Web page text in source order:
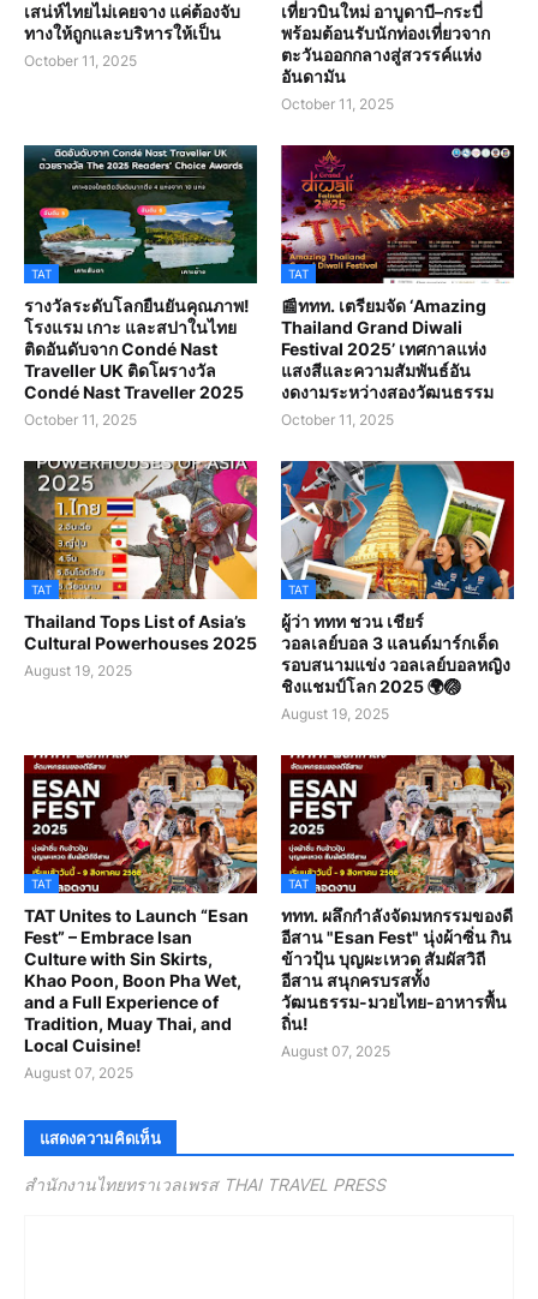
เสน่ห์ไทยไม่เคยจาง แค่ต้องจับ
ทางให้ถูกและบริหารให้เป็น
October 11, 2025
เที่ยวบินใหม่ อาบูดาบี–กระบี่
พร้อมต้อนรับนักท่องเที่ยวจาก
ตะวันออกกลางสู่สวรรค์แห่ง
อันดามัน
October 11, 2025
TAT
รางวัลระดับโลกยืนยันคุณภาพ!
โรงแรม เกาะ และสปาในไทย
ติดอันดับจาก Condé Nast
Traveller UK ติดโผรางวัล
Condé Nast Traveller 2025
October 11, 2025
TAT
📰ททท. เตรียมจัด ‘Amazing
Thailand Grand Diwali
Festival 2025’ เทศกาลแห่ง
แสงสีและความสัมพันธ์อัน
งดงามระหว่างสองวัฒนธรรม
October 11, 2025
TAT
Thailand Tops List of Asia’s
Cultural Powerhouses 2025
August 19, 2025
TAT
ผู้ว่า ททท ชวน เชียร์
วอลเลย์บอล 3 แลนด์มาร์กเด็ด
รอบสนามแข่ง วอลเลย์บอลหญิง
ชิงแชมป์โลก 2025 🌍🏐
August 19, 2025
TAT
TAT Unites to Launch “Esan
Fest” – Embrace Isan
Culture with Sin Skirts,
Khao Poon, Boon Pha Wet,
and a Full Experience of
Tradition, Muay Thai, and
Local Cuisine!
August 07, 2025
TAT
ททท. ผลึกกำลังจัดมหกรรมของดี
อีสาน "Esan Fest" นุ่งผ้าซิ่น กิน
ข้าวปุ้น บุญผะเหวด สัมผัสวิถี
อีสาน สนุกครบรสทั้ง
วัฒนธรรม-มวยไทย-อาหารพื้น
ถิ่น!
August 07, 2025
แสดงความคิดเห็น
สำนักงานไทยทราเวลเพรส THAI TRAVEL PRESS